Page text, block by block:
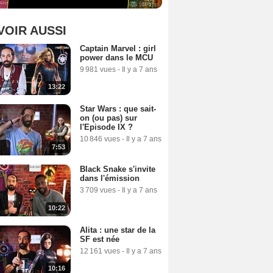
AUSSI
13:22
Captain Marvel : girl
power dans le MCU
9 981 vues - Il y a 7 ans
7:53
Star Wars : que sait-
on (ou pas) sur
l'Episode IX ?
10 846 vues - Il y a 7 ans
10:22
Black Snake s'invite
dans l'émission
3 709 vues - Il y a 7 ans
10:16
Alita : une star de la
SF est née
12 161 vues - Il y a 7 ans